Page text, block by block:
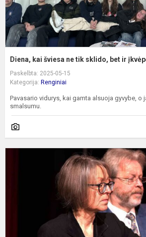
Diena, kai šviesa ne tik sklido, bet ir
Paskelbta: 2025-05-15
Kategorija: Renginiai
Pavasario vidurys, kai gamta alsuoja gyvybe, o
smalsumu.